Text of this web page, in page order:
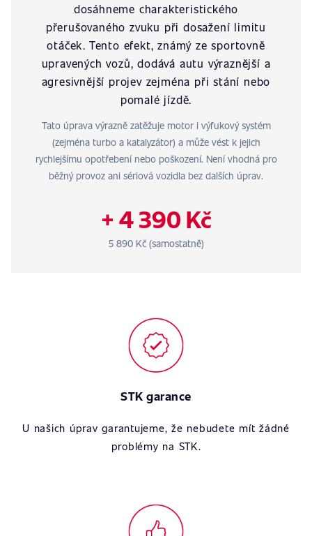
dosáhneme charakteristického
přerušovaného zvuku při dosažení limitu
otáček. Tento efekt, známý ze sportovně
upravených vozů, dodává autu výraznější a
agresivnější projev zejména při stání nebo
pomalé jízdě.
Tato úprava výrazně zatěžuje motor i výfukový systém
(zejména turbo a katalyzátor) a může vést k jejich
rychlejšímu opotřebení nebo poškození. Není vhodná pro
běžný provoz ani sériová vozidla bez dalších úprav.
+ 4 390 Kč
5 890 Kč (samostatně)
STK garance
U našich úprav garantujeme, že nebudete mít žádné
problémy na STK.